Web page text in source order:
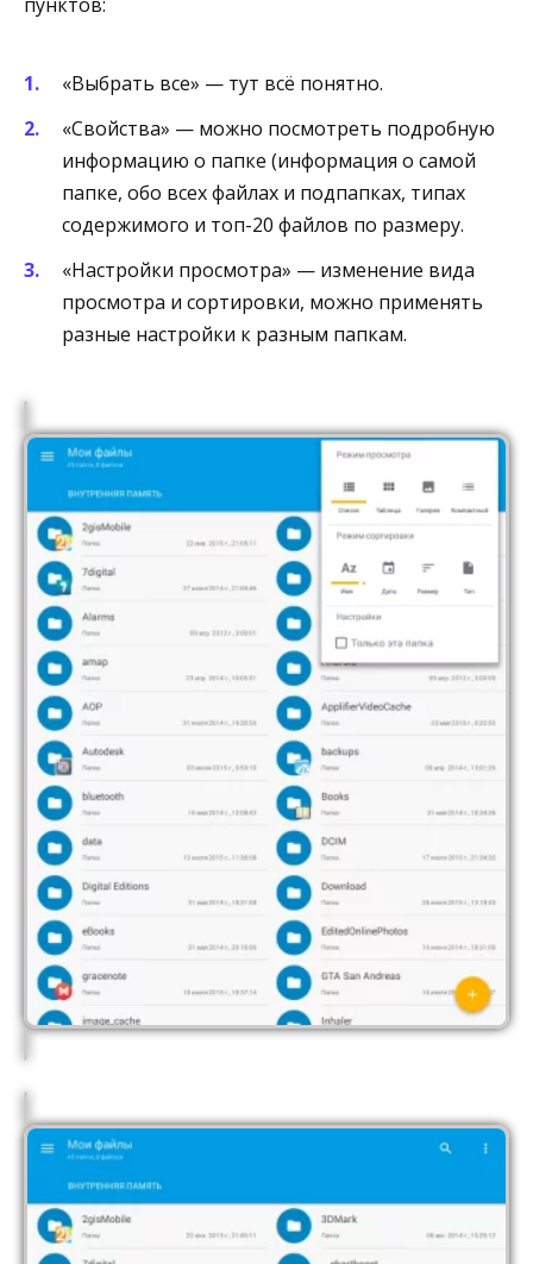
«Выбрать все» — тут всё понятно.
«Свойства» — можно посмотреть подробную
информацию о папке (информация о самой
папке, обо всех файлах и подпапках, типах
содержимого и топ-20 файлов по размеру.
«Настройки просмотра» — изменение вида
просмотра и сортировки, можно применять
разные настройки к разным папкам.